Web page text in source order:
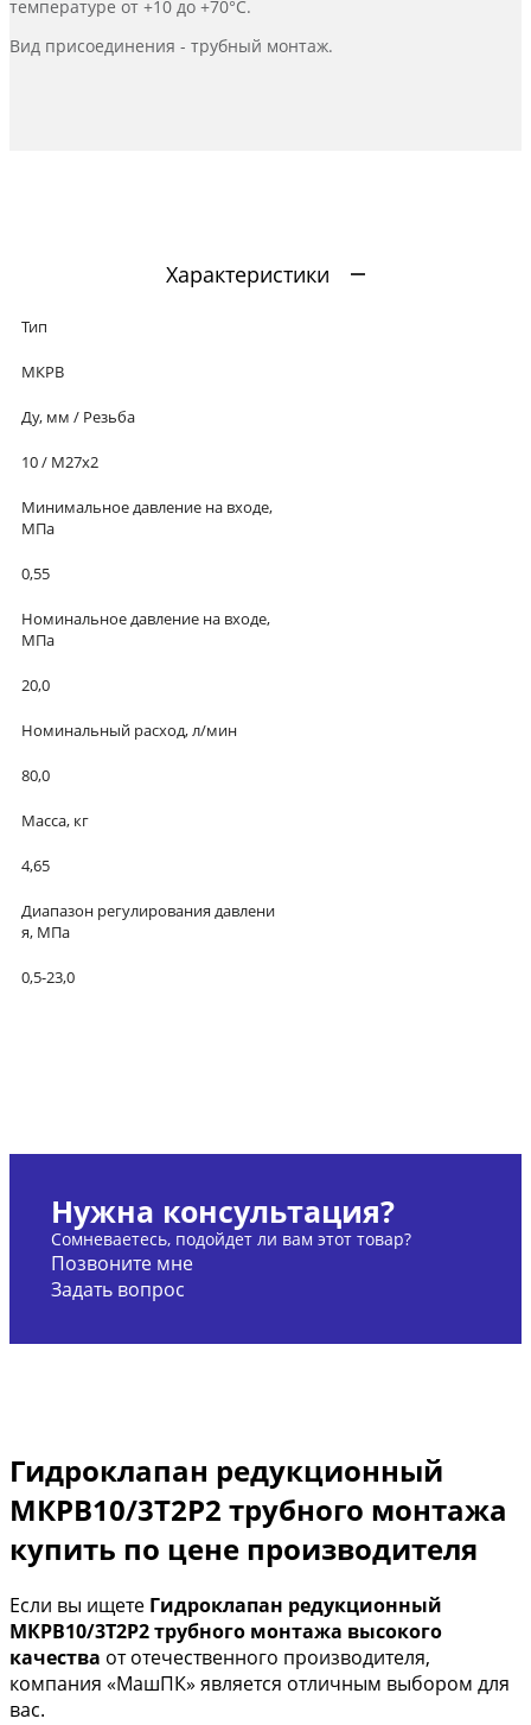
температуре от +10 до +70°С.
Вид присоединения - трубный монтаж.
Характеристики
Тип
МКРВ
Ду, мм / Резьба
10 / М27х2
Минимальное давление на входе,
МПа
0,55
Номинальное давление на входе,
МПа
20,0
Номинальный расход, л/мин
80,0
Масса, кг
4,65
Диапазон регулирования давлени
я, МПа
0,5-23,0
Нужна консультация?
Сомневаетесь, подойдет ли вам этот товар?
Позвоните мне
Задать вопрос
Гидроклапан редукционный
МКРВ10/3Т2Р2 трубного монтажа
купить по цене производителя
Если вы ищете Гидроклапан редукционный
МКРВ10/3Т2Р2 трубного монтажа высокого
качества от отечественного производителя,
компания «МашПК» является отличным выбором для
вас.